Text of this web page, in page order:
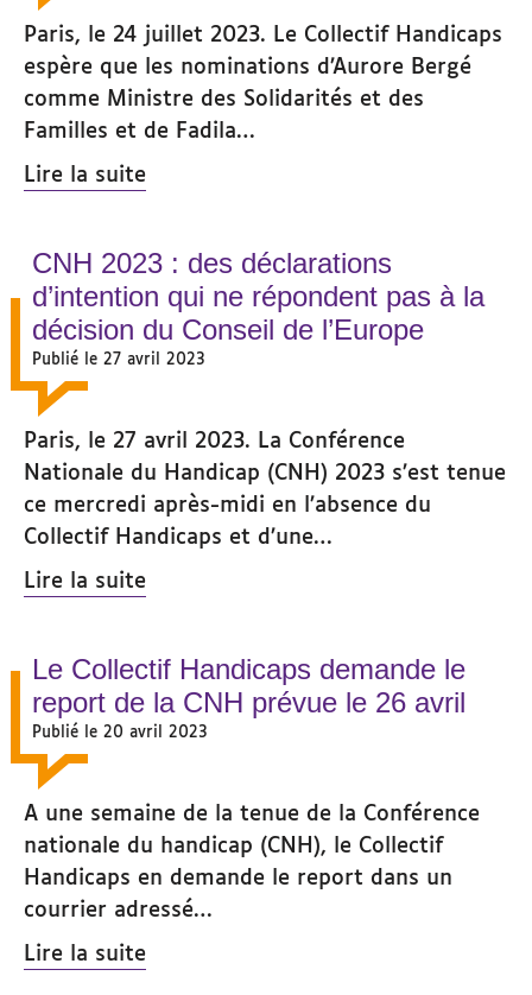
Paris, le 24 juillet 2023. Le Collectif Handicaps
espère que les nominations d’Aurore Bergé
comme Ministre des Solidarités et des
Familles et de Fadila…
Lire la suite
CNH 2023 : des déclarations
d’intention qui ne répondent pas à la
décision du Conseil de l’Europe
Publié le 27 avril 2023
Paris, le 27 avril 2023. La Conférence
Nationale du Handicap (CNH) 2023 s’est tenue
ce mercredi après-midi en l’absence du
Collectif Handicaps et d’une…
Lire la suite
Le Collectif Handicaps demande le
report de la CNH prévue le 26 avril
Publié le 20 avril 2023
A une semaine de la tenue de la Conférence
nationale du handicap (CNH), le Collectif
Handicaps en demande le report dans un
courrier adressé…
Lire la suite